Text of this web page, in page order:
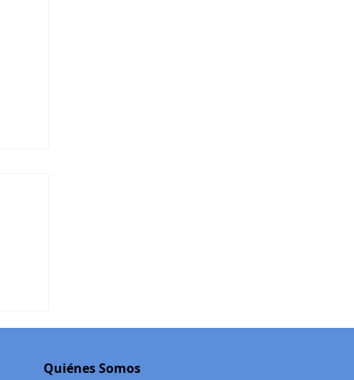
Quiénes Somos